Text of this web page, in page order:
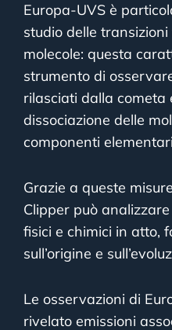
Europa-UVS è
studio delle
molecole: questa
strumento di
rilasciati dalla cometa
dissociazione delle
componenti
Grazie a queste
Clipper può
fisici e chimici in atto,
sull’origine e
Le osservazioni di
rivelato emissioni